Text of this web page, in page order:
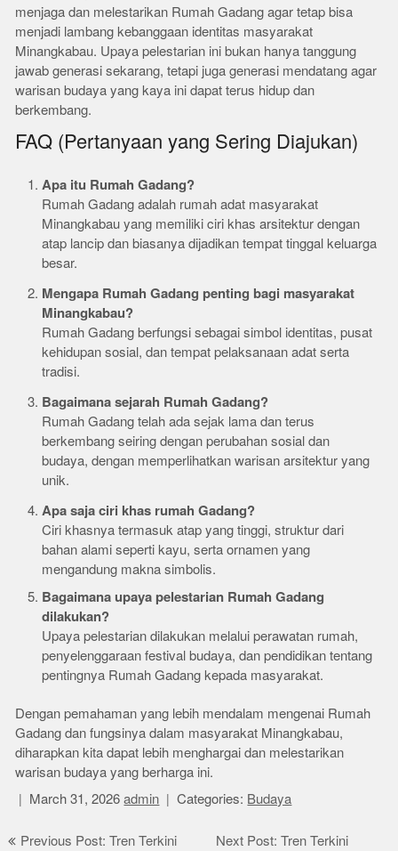
menjaga dan melestarikan Rumah Gadang agar tetap bisa
menjadi lambang kebanggaan identitas masyarakat
Minangkabau. Upaya pelestarian ini bukan hanya tanggung
jawab generasi sekarang, tetapi juga generasi mendatang agar
warisan budaya yang kaya ini dapat terus hidup dan
berkembang.
FAQ (Pertanyaan yang Sering Diajukan)
Apa itu Rumah Gadang?
Rumah Gadang adalah rumah adat masyarakat
Minangkabau yang memiliki ciri khas arsitektur dengan
atap lancip dan biasanya dijadikan tempat tinggal keluarga
besar.
Mengapa Rumah Gadang penting bagi masyarakat
Minangkabau?
Rumah Gadang berfungsi sebagai simbol identitas, pusat
kehidupan sosial, dan tempat pelaksanaan adat serta
tradisi.
Bagaimana sejarah Rumah Gadang?
Rumah Gadang telah ada sejak lama dan terus
berkembang seiring dengan perubahan sosial dan
budaya, dengan memperlihatkan warisan arsitektur yang
unik.
Apa saja ciri khas rumah Gadang?
Ciri khasnya termasuk atap yang tinggi, struktur dari
bahan alami seperti kayu, serta ornamen yang
mengandung makna simbolis.
Bagaimana upaya pelestarian Rumah Gadang
dilakukan?
Upaya pelestarian dilakukan melalui perawatan rumah,
penyelenggaraan festival budaya, dan pendidikan tentang
pentingnya Rumah Gadang kepada masyarakat.
Dengan pemahaman yang lebih mendalam mengenai Rumah
Gadang dan fungsinya dalam masyarakat Minangkabau,
diharapkan kita dapat lebih menghargai dan melestarikan
warisan budaya yang berharga ini.
March 31, 2026 admin Categories: Budaya
Post
Previous Post: Tren Terkini
Next Post: Tren Terkini